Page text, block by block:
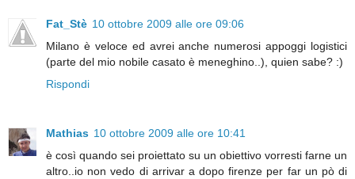
Fat_Stè 10 ottobre 2009 alle ore 09:06
Milano è veloce ed avrei anche numerosi appoggi logistici
(parte del mio nobile casato è meneghino..), quien sabe? :)
Rispondi
Mathias 10 ottobre 2009 alle ore 10:41
è così quando sei proiettato su un obiettivo vorresti farne un
altro..io non vedo di arrivar a dopo firenze per far un pò di